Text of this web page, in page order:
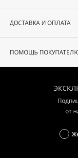
ДОСТАВКА И ОПЛАТА
ПОМОЩЬ
от